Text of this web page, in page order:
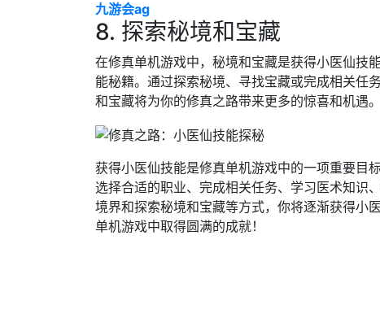
九游会ag
8. 探索秘境和宝藏
在修真单机游戏中，秘境和宝藏是获得小医仙技
能秘籍。通过探索秘境、寻找宝藏或完成相关任
和宝藏将为你的修真之路带来更多的惊喜和机遇。
获得小医仙技能是修真单机游戏中的一项重要目
选择合适的职业、完成相关任务、学习医术知识
境界和探索秘境和宝藏等方式，你将逐渐获得小
单机游戏中取得圆满的成就！